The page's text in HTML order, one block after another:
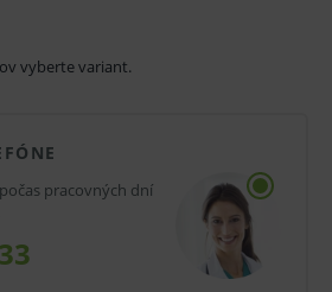
obalu tohto
ochrany zdravia alebo
vyberte variant.
pracovných dní